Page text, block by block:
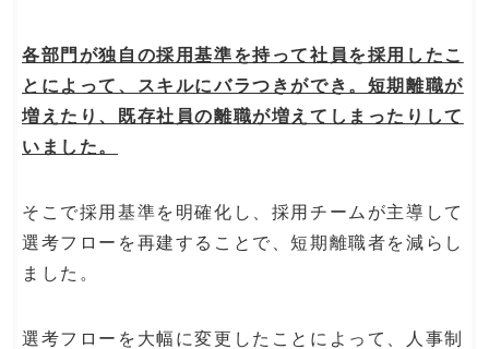
各部門が独自の採用基準を持って社員を採用したこ
とによって、スキルにバラつきができ。短期離職が
増えたり、既存社員の離職が増えてしまったりして
いました。
そこで採用基準を明確化し、採用チームが主導して
選考フローを再建することで、短期離職者を減らし
ました。
選考フローを大幅に変更したことによって、人事制